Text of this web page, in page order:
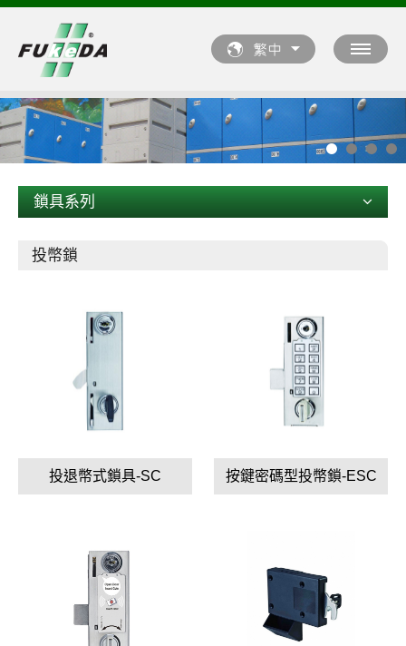
鎖具系列
投幣鎖
投退幣式鎖具-SC 按鍵密碼型投幣鎖-ESC